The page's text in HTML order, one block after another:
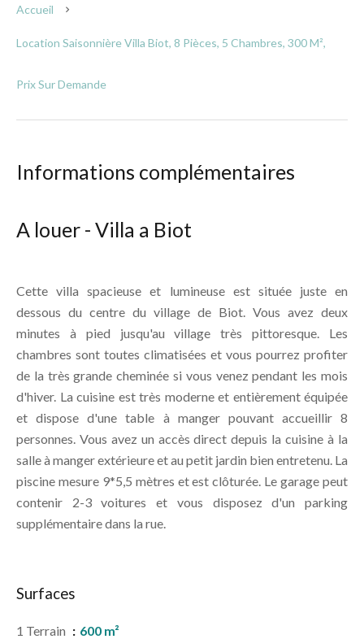
Accueil
Location Saisonnière Villa Biot, 8 Pièces, 5 Chambres, 300 M²,
Prix Sur Demande
Informations complémentaires
A louer - Villa a Biot
Cette villa spacieuse et lumineuse est située juste en
dessous du centre du village de Biot. Vous avez deux
minutes à pied jusqu'au village très pittoresque. Les
chambres sont toutes climatisées et vous pourrez profiter
de la très grande cheminée si vous venez pendant les mois
d'hiver. La cuisine est très moderne et entièrement équipée
et dispose d'une table à manger pouvant accueillir 8
personnes. Vous avez un accès direct depuis la cuisine à la
salle à manger extérieure et au petit jardin bien entretenu. La
piscine mesure 9*5,5 mètres et est clôturée. Le garage peut
contenir 2-3 voitures et vous disposez d'un parking
supplémentaire dans la rue.
Surfaces
1 Terrain
600 m²